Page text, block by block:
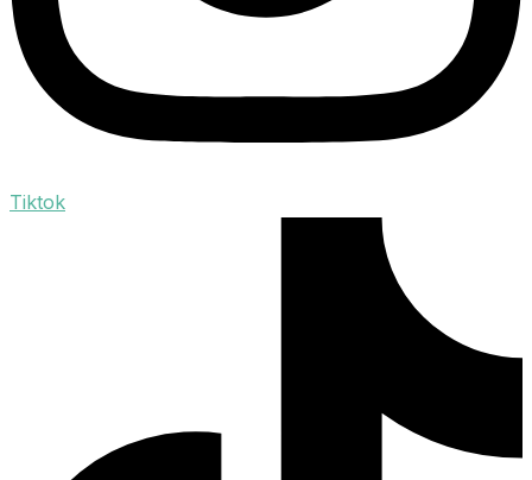
Tiktok